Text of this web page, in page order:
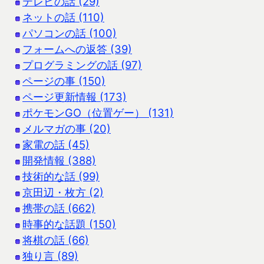
ネットの話 (110)
パソコンの話 (100)
フォームへの返答 (39)
プログラミングの話 (97)
ページの事 (150)
ページ更新情報 (173)
ポケモンGO（位置ゲー） (131)
メルマガの事 (20)
家電の話 (45)
開発情報 (388)
技術的な話 (99)
京田辺・枚方 (2)
携帯の話 (662)
時事的な話題 (150)
将棋の話 (66)
独り言 (89)